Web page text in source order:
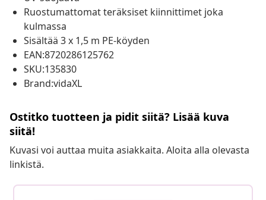
Ruostumattomat teräksiset kiinnittimet joka
kulmassa
Sisältää 3 x 1,5 m PE-köyden
EAN:8720286125762
SKU:135830
Brand:vidaXL
Ostitko tuotteen ja pidit siitä? Lisää kuva
siitä!
Kuvasi voi auttaa muita asiakkaita. Aloita alla olevasta
linkistä.